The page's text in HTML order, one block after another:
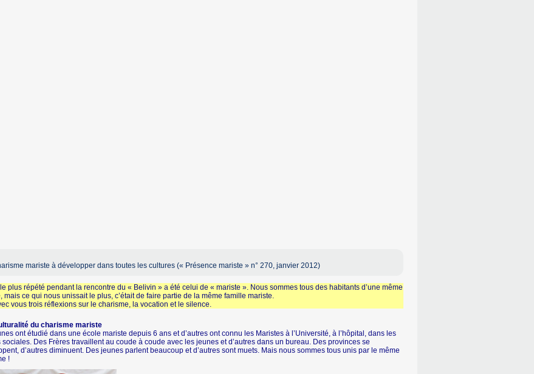
mariste à développer dans toutes les cultures (« Présence mariste » n° 270, janvier 2012)
plus répété pendant la rencontre du « Belivin » a été celui de « mariste ». Nous sommes tous des habitants d’une même
mais ce qui nous unissait le plus, c’était de faire partie de la même famille mariste.
vous trois réflexions sur le charisme, la vocation et le silence.
du charisme mariste
ont étudié dans une école mariste depuis 6 ans et d’autres ont connu les Maristes à l’Université, à l’hôpital, dans les
Des Frères travaillent au coude à coude avec les jeunes et d’autres dans un bureau. Des provinces se
d’autres diminuent. Des jeunes parlent beaucoup et d’autres sont muets. Mais nous sommes tous unis par le même
!